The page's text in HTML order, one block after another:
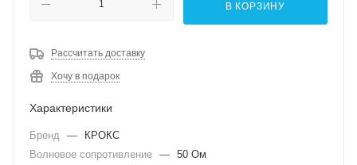
В КОРЗИНУ
Рассчитать доставку
Хочу в подарок
Характеристики
Бренд —
КРОКС
Волновое сопротивление — 50 Ом